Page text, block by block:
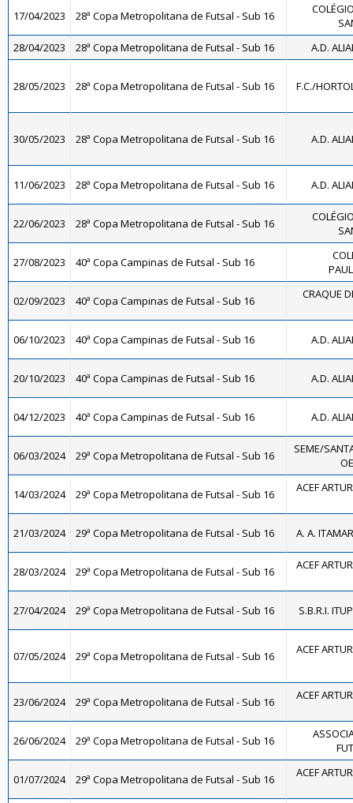
17/04/2023 28ª Copa Metropolitana de Futsal - Sub 16
28/04/2023
28ª Copa Metropolitana de Futsal - Sub 16 A.D.
28/05/2023 28ª Copa Metropolitana de Futsal - Sub 16 F.C./
30/05/2023 28ª Copa Metropolitana de Futsal - Sub 16 A.D.
11/06/2023 28ª Copa Metropolitana de Futsal - Sub 16 A.D.
22/06/2023 28ª Copa Metropolitana de Futsal - Sub 16
27/08/2023 40ª Copa Campinas de Futsal - Sub 16
02/09/2023 40ª Copa Campinas de Futsal - Sub 16 CRAQUE
06/10/2023 40ª Copa Campinas de Futsal - Sub 16 A.D.
20/10/2023 40ª Copa Campinas de Futsal - Sub 16 A.D.
04/12/2023 40ª Copa Campinas de Futsal - Sub 16 A.D.
06/03/2024 29ª Copa Metropolitana de Futsal - Sub 16
SEME/
14/03/2024 29ª Copa Metropolitana de Futsal - Sub 16 ACEF
21/03/2024 29ª Copa Metropolitana de Futsal - Sub 16 A. A.
28/03/2024 29ª Copa Metropolitana de Futsal - Sub 16 ACEF
27/04/2024 29ª Copa Metropolitana de Futsal - Sub 16 S.B.R.I.
07/05/2024 29ª Copa Metropolitana de Futsal - Sub 16 ACEF
23/06/2024 29ª Copa Metropolitana de Futsal - Sub 16 ACEF
26/06/2024 29ª Copa Metropolitana de Futsal - Sub 16
01/07/2024 29ª Copa Metropolitana de Futsal - Sub 16 ACEF